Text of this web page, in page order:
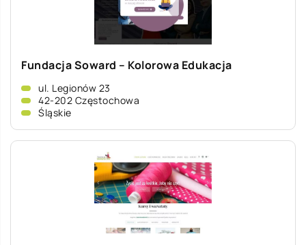
Fundacja Soward – Kolorowa Edukacja
ul. Legionów 23
42-202 Częstochowa
Śląskie